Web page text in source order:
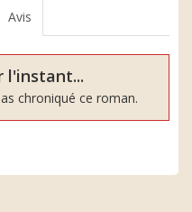
Avis
l'instant...
chroniqué ce roman.